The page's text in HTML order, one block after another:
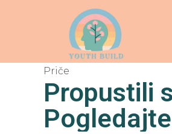
Priče
Propustili